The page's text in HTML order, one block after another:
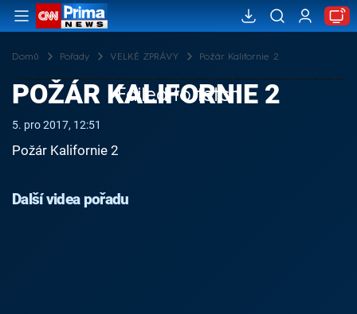
Domů Pořady VELKÉ ZPRÁVY Požár Kalifornie 2
Failed to fetch
POŽÁR KALIFORNIE 2
5. pro 2017, 12:51
Požár Kalifornie 2
Další videa pořadu